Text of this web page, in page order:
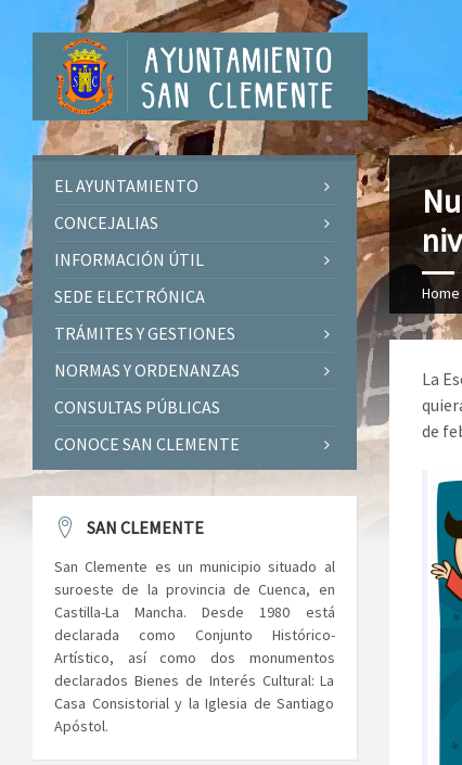
Home
La
de
EL AYUNTAMIENTO
CONCEJALIAS
INFORMACIÓN ÚTIL
SEDE ELECTRÓNICA
TRÁMITES Y GESTIONES
NORMAS Y ORDENANZAS
CONSULTAS PÚBLICAS
CONOCE SAN CLEMENTE
SAN CLEMENTE
San Clemente es un municipio situado al
suroeste de la provincia de Cuenca, en
Castilla-La Mancha. Desde 1980 está
declarada como Conjunto Histórico-
Artístico, así como dos monumentos
declarados Bienes de Interés Cultural: La
Casa Consistorial y la Iglesia de Santiago
Apóstol.